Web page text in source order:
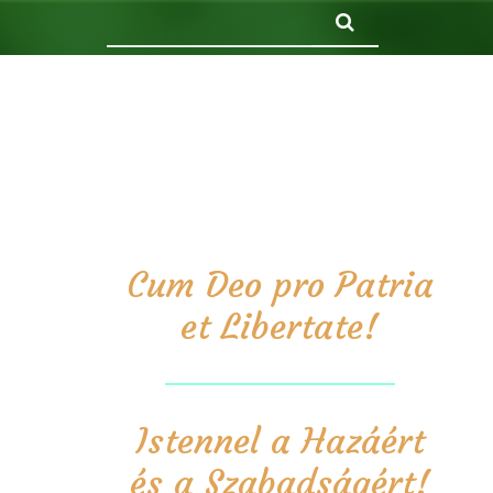
Cum Deo pro Patria
et Libertate!
Istennel a Hazáért
és a Szabadságért!